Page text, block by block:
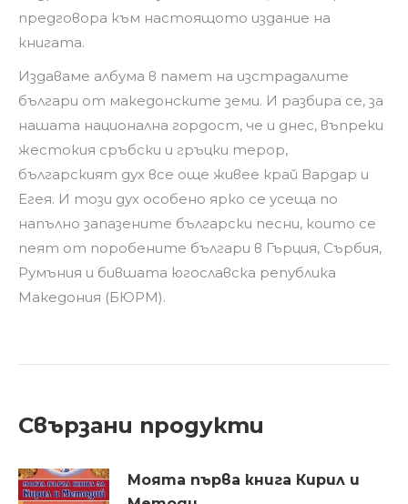
предговора към настоящото издание на
книгата.
Издаваме албума в памет на изстрадалите
българи от македонските земи. И разбира се, за
нашата национална гордост, че и днес, въпреки
жестокия сръбски и гръцки терор,
българският дух все още живее край Вардар и
Егея. И този дух особено ярко се усеща по
напълно запазените български песни, които се
пеят от поробените българи в Гърция, Сърбия,
Румъния и бившата югославска република
Македония (БЮРМ).
Свързани продукти
Моята първа книга Кирил и